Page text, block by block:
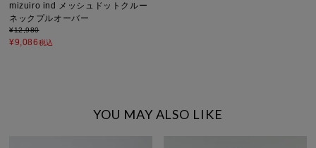
mizuiro ind メッシュドットクルー
ネックプルオーバー
¥12,980
¥9,086税込
YOU MAY ALSO LIKE